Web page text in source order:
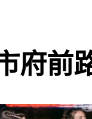
府前